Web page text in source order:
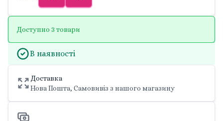
Доступно 3 товари
В наявності
Доставка
Нова Пошта, Самовивіз з нашого магазину